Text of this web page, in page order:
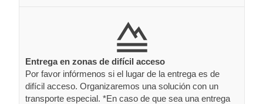
Entrega en zonas de difícil acceso
Por favor infórmenos si el lugar de la entrega es de
difícil acceso. Organizaremos una solución con un
transporte especial. *En caso de que sea una entrega